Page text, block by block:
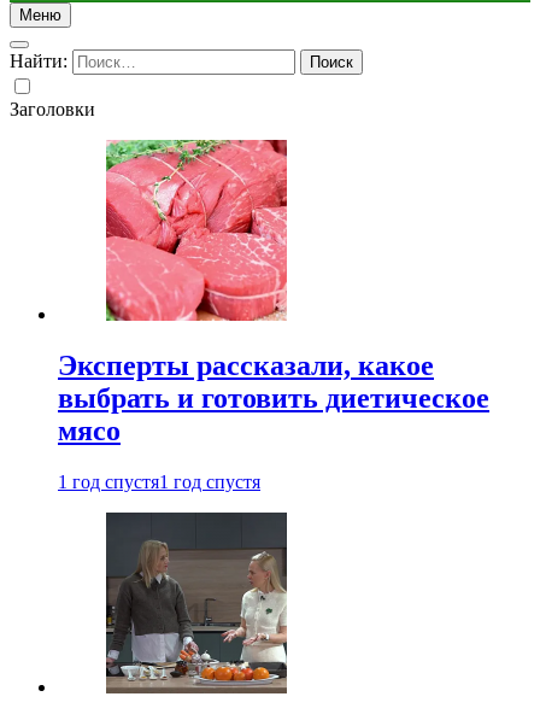
Меню
Найти:
Заголовки
Эксперты рассказали, какое
выбрать и готовить диетическое
мясо
1 год спустя1 год спустя